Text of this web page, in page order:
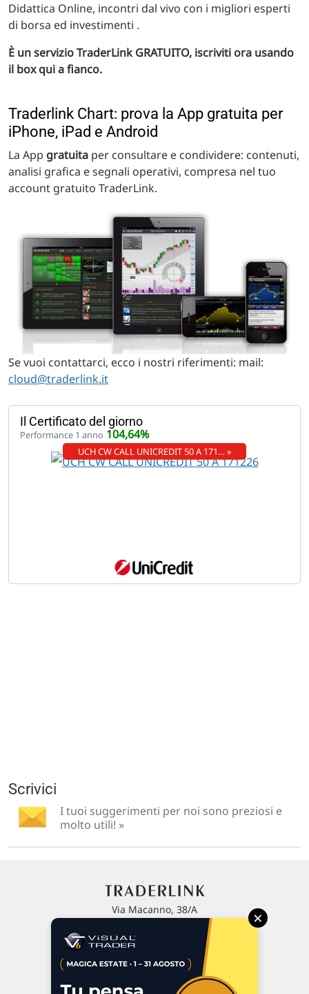
Didattica Online, incontri dal vivo con i migliori esperti
di borsa ed investimenti .
È un servizio TraderLink GRATUITO, iscriviti ora usando
il box qui a fianco.
Traderlink Chart: prova la App gratuita per
iPhone, iPad e Android
La App gratuita per consultare e condividere: contenuti,
analisi grafica e segnali operativi, compresa nel tuo
account gratuito TraderLink.
Se vuoi contattarci, ecco i nostri riferimenti: mail:
cloud@traderlink.it
Il Certificato del giorno
Performance 1 anno 104,64%
UCH CW CALL UNICREDIT 50 A 171… »
Scrivici
I tuoi suggerimenti per noi sono preziosi e
molto utili! »
Via Macanno, 38/A
P.IVA 02 452 460 401
×